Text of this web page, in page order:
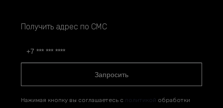
Получить адрес по СМС
Запросить
Нажимая кнопку вы соглашаетесь с политикой обработки